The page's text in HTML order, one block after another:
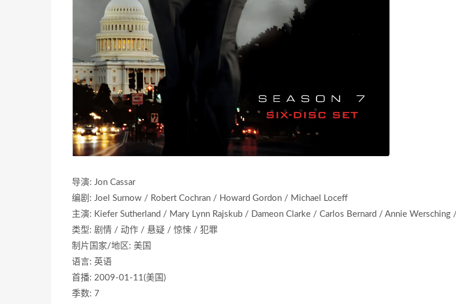
导演: Jon Cassar
编剧: Joel Surnow / Robert Cochran / Howard Gordon / Michael Loceff
主演: Kiefer Sutherland / Mary Lynn Rajskub / Dameon Clarke / Carlos Bernard / Annie Wersching
类型: 剧情 / 动作 / 悬疑 / 惊悚 / 犯罪
制片国家/地区: 美国
语言: 英语
首播: 2009-01-11(美国)
季数: 7